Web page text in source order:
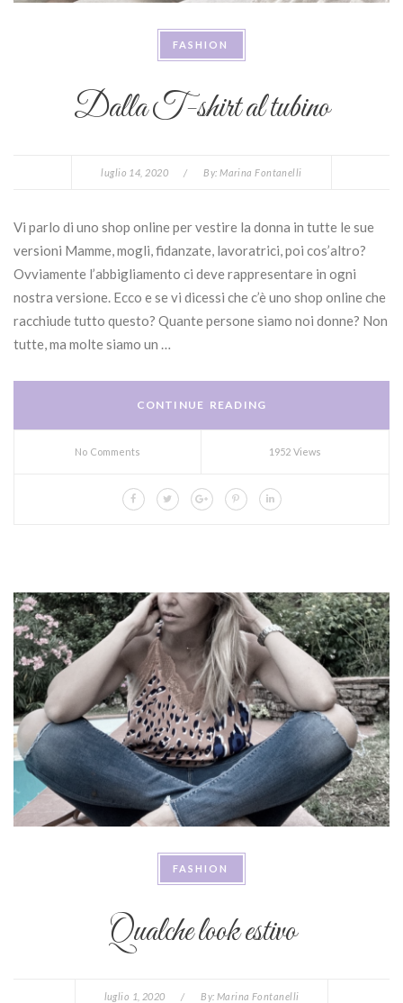
FASHION
Dalla T-shirt al tubino
luglio 14, 2020 / By:Marina Fontanelli
Vi parlo di uno shop online per vestire la donna in tutte le sue
versioni Mamme, mogli, fidanzate, lavoratrici, poi cos’altro?
Ovviamente l’abbigliamento ci deve rappresentare in ogni
nostra versione. Ecco e se vi dicessi che c’è uno shop online che
racchiude tutto questo? Quante persone siamo noi donne? Non
tutte, ma molte siamo un …
CONTINUE READING
No Comments 1952 Views
FASHION
Qualche look estivo
luglio 1, 2020 / By: Marina Fontanelli